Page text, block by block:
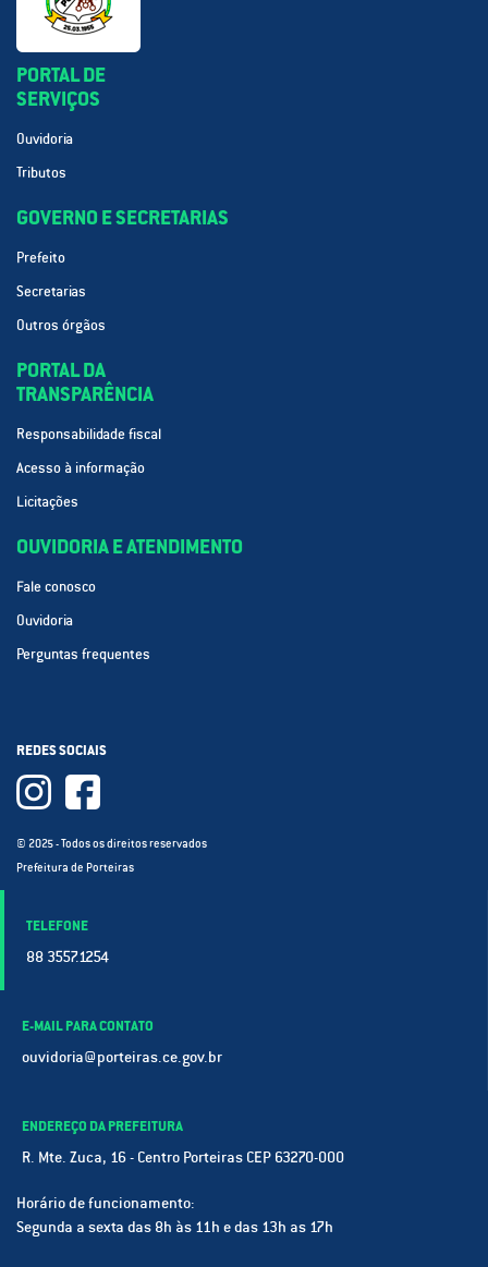
PORTAL DE
SERVIÇOS
Ouvidoria
Tributos
GOVERNO E SECRETARIAS
Prefeito
Secretarias
Outros órgãos
PORTAL DA
TRANSPARÊNCIA
Responsabilidade fiscal
Acesso à informação
Licitações
OUVIDORIA E ATENDIMENTO
Fale conosco
Ouvidoria
Perguntas frequentes
REDES SOCIAIS
© 2025 - Todos os direitos reservados
Prefeitura de Porteiras
TELEFONE
88 3557.1254
E-MAIL PARA CONTATO
ouvidoria@porteiras.ce.gov.br
ENDEREÇO DA PREFEITURA
R. Mte. Zuca, 16 - Centro Porteiras CEP 63270-000
Horário de funcionamento:
Segunda a sexta das 8h às 11h e das 13h as 17h